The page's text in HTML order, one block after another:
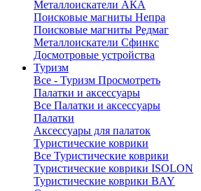
Металлоискатели АКА
Поисковые магниты Непра
Поисковые магниты Редмаг
Металлоискатели Сфинкс
Досмотровые устройства
Туризм
Все - Туризм Просмотреть
Палатки и аксессуары
Все Палатки и аксессуары
Палатки
Аксессуары для палаток
Туристические коврики
Все Туристические коврики
Туристические коврики ISOLON
Туристические коврики BAY